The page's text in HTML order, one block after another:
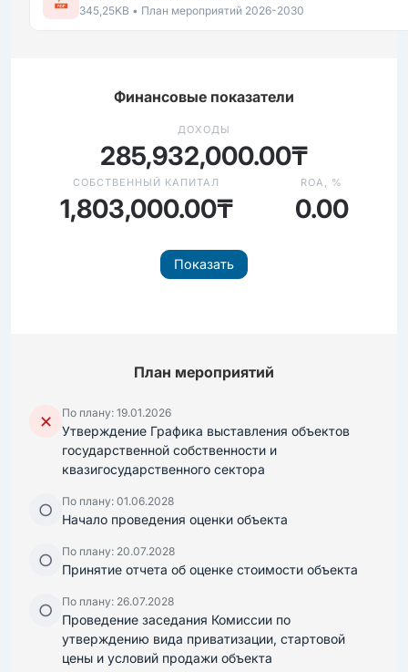
345,25KB • План мероприятий 2026-2030
Финансовые показатели
ДОХОДЫ
285,932,000.00₸
СОБСТВЕННЫЙ КАПИТАЛ
1,803,000.00₸
ROA, %
0.00
Показать
План мероприятий
✕ По плану: 19.01.2026
Утверждение Графика выставления объектов
государственной собственности и
квазигосударственного сектора
○ По плану: 01.06.2028
Начало проведения оценки объекта
○ По плану: 20.07.2028
Принятие отчета об оценке стоимости объекта
○ По плану: 26.07.2028
Проведение заседания Комиссии по
утверждению вида приватизации, стартовой
цены и условий продажи объекта